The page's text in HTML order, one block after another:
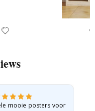
mooie posters voor